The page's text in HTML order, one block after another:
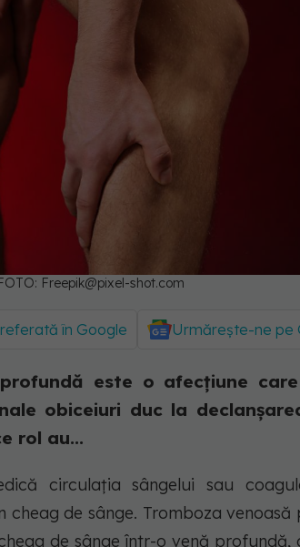
Freepik@pixel-shot.com
în Google Urmărește-ne pe
este o afecțiune
obiceiuri duc la
rol au...
circulația sângelui sau
cheag de sânge. Tromboza
de sânge într-o venă profundă,